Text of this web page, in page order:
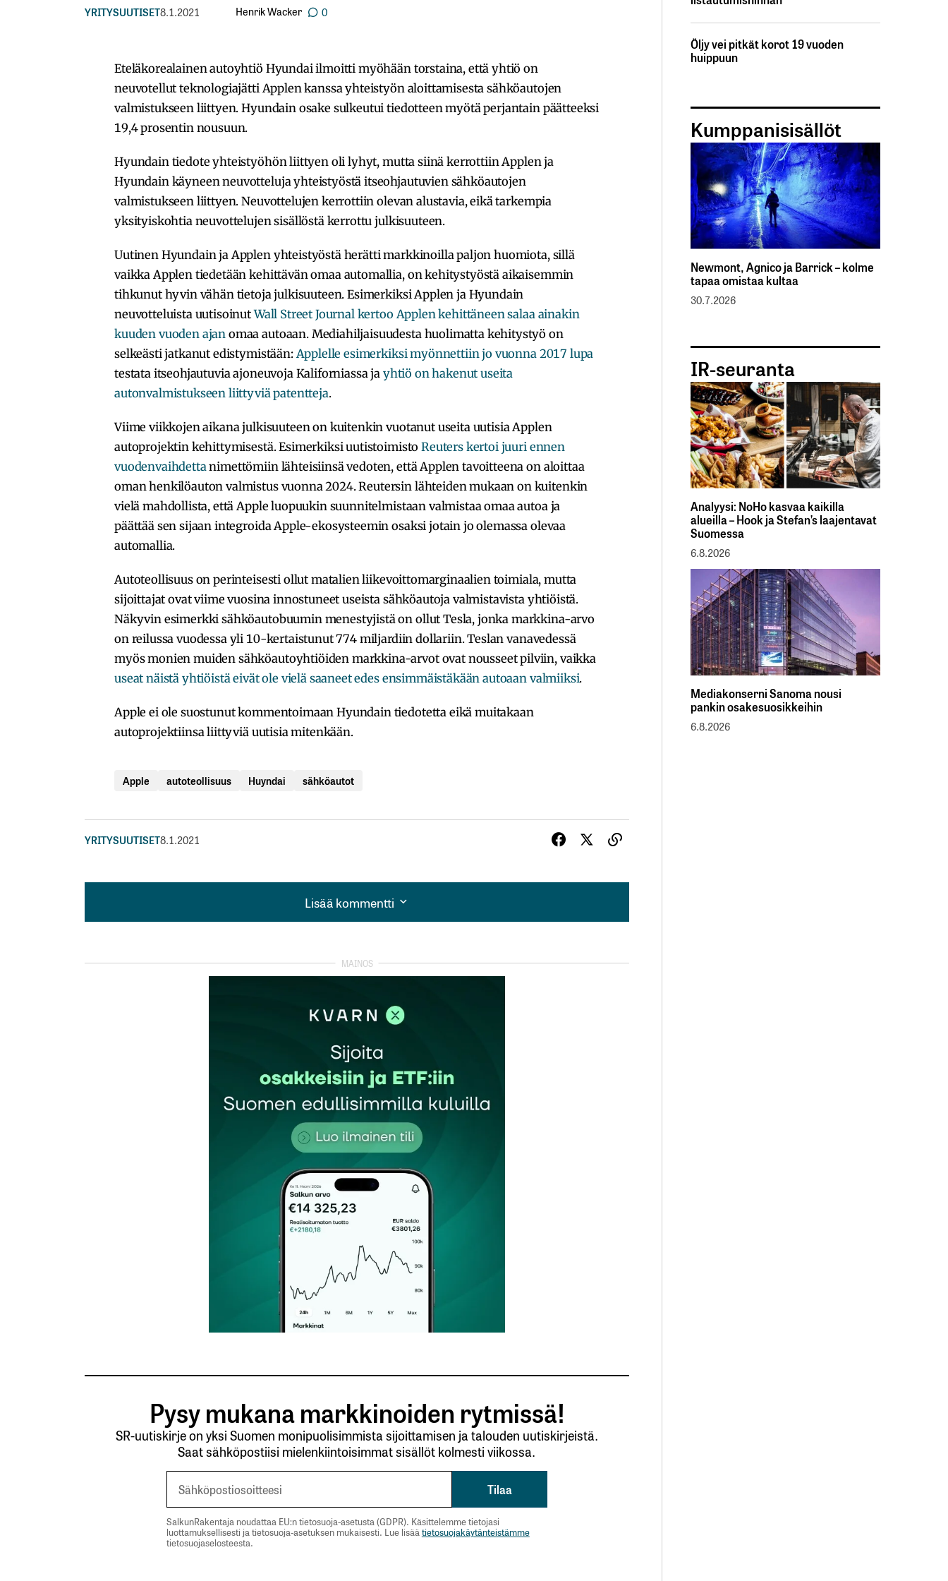
YRITYSUUTISET8.1.2021 Henrik Wacker 0
Eteläkorealainen autoyhtiö Hyundai ilmoitti myöhään torstaina, että yhtiö on
neuvotellut teknologiajätti Applen kanssa yhteistyön aloittamisesta sähköautojen
valmistukseen liittyen. Hyundain osake sulkeutui tiedotteen myötä perjantain päätteeksi
19,4 prosentin nousuun.
Hyundain tiedote yhteistyöhön liittyen oli lyhyt, mutta siinä kerrottiin Applen ja
Hyundain käyneen neuvotteluja yhteistyöstä itseohjautuvien sähköautojen
valmistukseen liittyen. Neuvottelujen kerrottiin olevan alustavia, eikä tarkempia
yksityiskohtia neuvottelujen sisällöstä kerrottu julkisuuteen.
Uutinen Hyundain ja Applen yhteistyöstä herätti markkinoilla paljon huomiota, sillä
vaikka Applen tiedetään kehittävän omaa automallia, on kehitystyöstä aikaisemmin
tihkunut hyvin vähän tietoja julkisuuteen. Esimerkiksi Applen ja Hyundain
neuvotteluista uutisoinutWall Street Journal kertoo Applen kehittäneen salaa ainakin
kuuden vuoden ajan omaa autoaan. Mediahiljaisuudesta huolimatta kehitystyö on
selkeästi jatkanut edistymistään: Applelle esimerkiksi myönnettiin jo vuonna 2017 lupa
testata itseohjautuvia ajoneuvoja Kaliforniassa ja yhtiö on hakenut useita
autonvalmistukseen liittyviä patentteja.
Viime viikkojen aikana julkisuuteen on kuitenkin vuotanut useita uutisia Applen
autoprojektin kehittymisestä. Esimerkiksi uutistoimistoReuters kertoi juuri ennen
vuodenvaihdetta nimettömiin lähteisiinsä vedoten, että Applen tavoitteena on aloittaa
oman henkilöauton valmistus vuonna 2024. Reutersin lähteiden mukaan on kuitenkin
vielä mahdollista, että Apple luopuukin suunnitelmistaan valmistaa omaa autoa ja
päättää sen sijaan integroida Apple-ekosysteemin osaksi jotain jo olemassa olevaa
automallia.
Autoteollisuus on perinteisesti ollut matalien liikevoittomarginaalien toimiala, mutta
sijoittajat ovat viime vuosina innostuneet useista sähköautoja valmistavista yhtiöistä.
Näkyvin esimerkki sähköautobuumin menestyjistä on ollut Tesla, jonka markkina-arvo
on reilussa vuodessa yli 10-kertaistunut 774 miljardiin dollariin. Teslan vanavedessä
myös monien muiden sähköautoyhtiöiden markkina-arvot ovat nousseet pilviin, vaikka
useat näistä yhtiöistä eivät ole vielä saaneet edes ensimmäistäkään autoaan valmiiksi.
Apple ei ole suostunut kommentoimaan Hyundain tiedotetta eikä muitakaan
autoprojektiinsa liittyviä uutisia mitenkään.
Apple autoteollisuus Huyndai sähköautot
YRITYSUUTISET8.1.2021
Lisää kommentti
Lisää kommentti
Pakolliset kentät on merkitty
Sähköpostiosoitteesi
Pysy mukana markkinoiden rytmissä!
SR-uutiskirje on yksi Suomen monipuolisimmista sijoittamisen ja talouden uutiskirjeistä.
Saat sähköpostiisi mielenkiintoisimmat sisällöt kolmesti viikossa.
SalkunRakentaja noudattaa EU:n tietosuoja-asetusta (GDPR). Käsittelemme tietojasi
luottamuksellisesti ja tietosuoja-asetuksen mukaisesti. Lue lisäätietosuojakäytänteistämme
tietosuojaselosteesta.
Öljy vei pitkät korot 19 vuoden
huippuun
Kumppanisisällöt
Newmont, Agnico ja Barrick – kolme
tapaa omistaa kultaa
30.7.2026
IR-seuranta
Analyysi: NoHo kasvaa kaikilla
alueilla – Hook ja Stefan’s laajentavat
Suomessa
6.8.2026
Mediakonserni Sanoma nousi
pankin osakesuosikkeihin
6.8.2026